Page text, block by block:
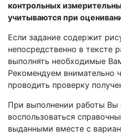
контрольных
учитываются при
Если задание содержит
непосредственно в тексте
выполнять необходимые
Рекомендуем внимательно
проводить проверку
При выполнении работы
воспользоваться
выданными вместе с